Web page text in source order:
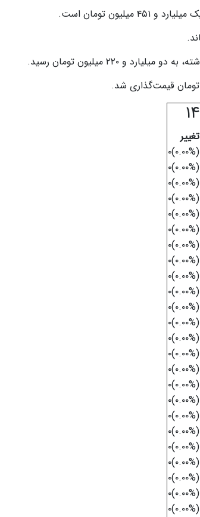
تغییر
(۰.۰۰%)۰
(۰.۰۰%)۰
(۰.۰۰%)۰
(۰.۰۰%)۰
(۰.۰۰%)۰
(۰.۰۰%)۰
(۰.۰۰%)۰
(۰.۰۰%)۰
(۰.۰۰%)۰
(۰.۰۰%)۰
(۰.۰۰%)۰
(۰.۰۰%)۰
(۰.۰۰%)۰
(۰.۰۰%)۰
(۰.۰۰%)۰
(۰.۰۰%)۰
(۰.۰۰%)۰
(۰.۰۰%)۰
(۰.۰۰%)۰
(۰.۰۰%)۰
(۰.۰۰%)۰
(۰.۰۰%)۰
(۰.۰۰%)۰
(۰.۰۰%)۰